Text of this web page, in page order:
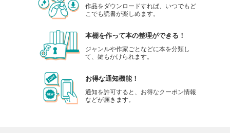
作品をダウンロードすれば、いつでもど
こでも読書が楽しめます。
本棚を作って本の整理ができる！
ジャンルや作家ごとなどに本を分類し
て、鍵もかけられます。
お得な通知機能！
通知を許可すると、お得なクーポン情報
などが届きます。